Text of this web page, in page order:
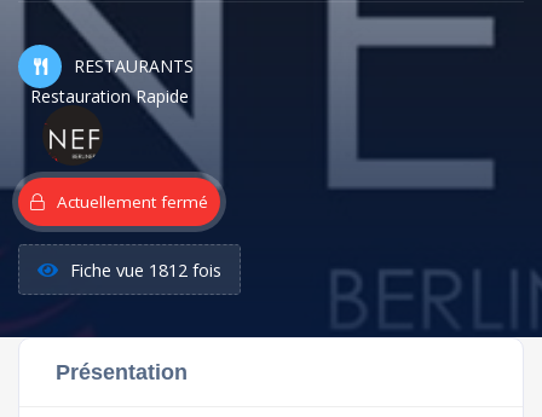
RESTAURANTS
Restauration Rapide
Actuellement fermé
Fiche vue 1812 fois
Présentation